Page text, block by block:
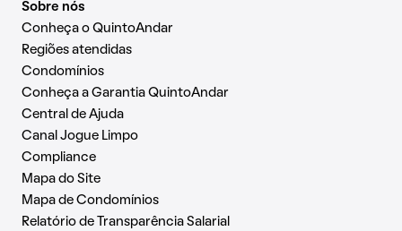
Sobre nós
Conheça o QuintoAndar
Regiões atendidas
Condomínios
Conheça a Garantia QuintoAndar
Central de Ajuda
Canal Jogue Limpo
Compliance
Mapa do Site
Mapa de Condomínios
Relatório de Transparência Salarial